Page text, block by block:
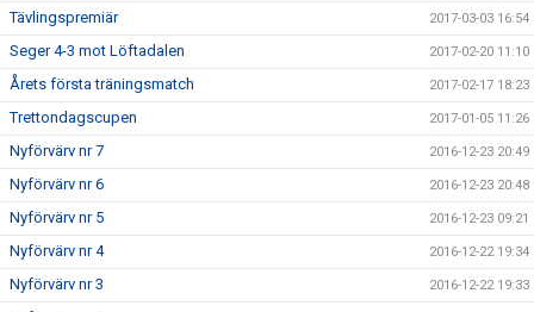
Tävlingspremiär 2017-03-03 16:54
Seger 4-3 mot Löftadalen 2017-02-20 11:10
Årets första träningsmatch 2017-02-17 18:23
Trettondagscupen 2017-01-05 11:26
Nyförvärv nr 7 2016-12-23 20:49
Nyförvärv nr 6 2016-12-23 20:48
Nyförvärv nr 5 2016-12-23 09:21
Nyförvärv nr 4 2016-12-22 19:34
Nyförvärv nr 3 2016-12-22 19:33